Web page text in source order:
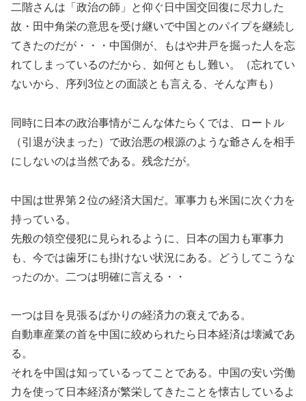
二階さんは「政治の師」と仰ぐ日中国交回復に尽力した
故・田中角栄の意思を受け継いで中国とのパイプを継続し
てきたのだが・・・中国側が、もはや井戸を掘った人を忘
れてしまっているのだから、如何ともし難い。（忘れてい
ないから、序列3位との面談とも言える、そんな声も）
同時に日本の政治事情がこんな体たらくでは、ロートル
（引退が決まった）で政治悪の根源のような爺さんを相手
にしないのは当然である。残念だが。
中国は世界第２位の経済大国だ。軍事力も米国に次ぐ力を
持っている。
先般の領空侵犯に見られるように、日本の国力も軍事力
も、今では歯牙にも掛けない状況にある。どうしてこうな
ったのか。二つは明確に言える・・
一つは目を見張るばかりの経済力の衰えである。
自動車産業の首を中国に絞められたら日本経済は壊滅であ
る。
それを中国は知っているってことである。中国の安い労働
力を使って日本経済が繁栄してきたことを懐古しているよ